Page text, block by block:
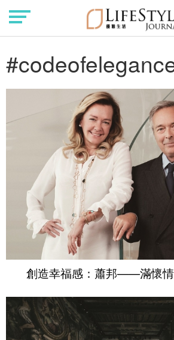
創造幸福感：蕭邦——滿懷